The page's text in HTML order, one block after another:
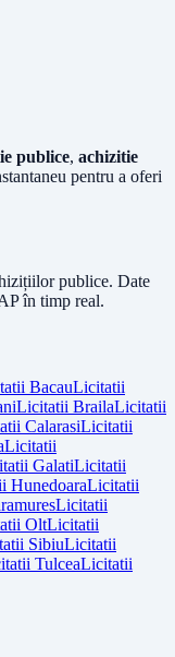
publice, achizitie
pentru a oferi
publice. Date
în timp real.
BacauLicitatii
Licitatii BrailaLicitatii
CalarasiLicitatii
Licitatii
GalatiLicitatii
HunedoaraLicitatii
Licitatii
OltLicitatii
SibiuLicitatii
TulceaLicitatii